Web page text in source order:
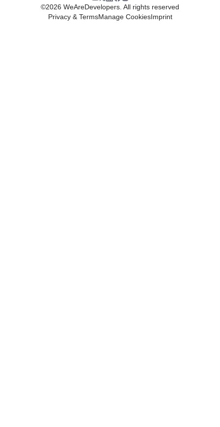
©2026 WeAreDevelopers. All rights reserved
Privacy & TermsManage CookiesImprint